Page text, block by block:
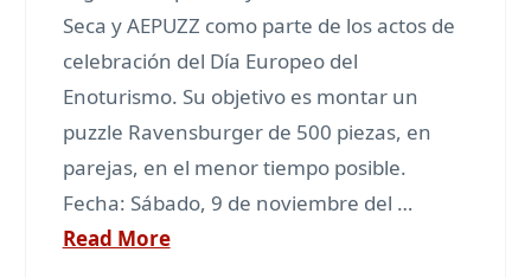
Seca y AEPUZZ como parte de los actos de
celebración del Día Europeo del
Enoturismo. Su objetivo es montar un
puzzle Ravensburger de 500 piezas, en
parejas, en el menor tiempo posible.
Fecha: Sábado, 9 de noviembre del …
Read More